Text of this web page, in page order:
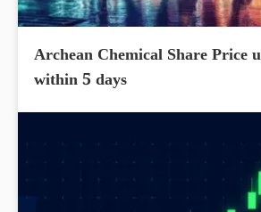
Archean Chemical Share Price
within 5 days